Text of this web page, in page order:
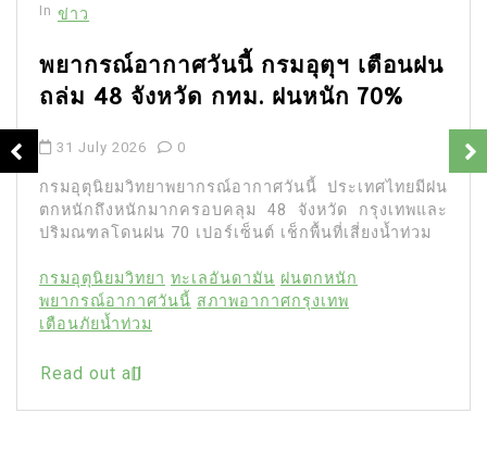
In ข่าว
พยากรณ์อากาศวันนี้ กรมอุตุฯ เตือนฝน
ถล่ม 48 จังหวัด กทม. ฝนหนัก 70%
31 July 2026 0
กรมอุตุนิยมวิทยาพยากรณ์อากาศวันนี้ ประเทศไทยมีฝน
ตกหนักถึงหนักมากครอบคลุม 48 จังหวัด กรุงเทพและ
ปริมณฑลโดนฝน 70 เปอร์เซ็นต์ เช็กพื้นที่เสี่ยงน้ำท่วม
กรมอุตุนิยมวิทยา ทะเลอันดามัน ฝนตกหนัก
พยากรณ์อากาศวันนี้ สภาพอากาศกรุงเทพ
เตือนภัยน้ำท่วม
Read out all